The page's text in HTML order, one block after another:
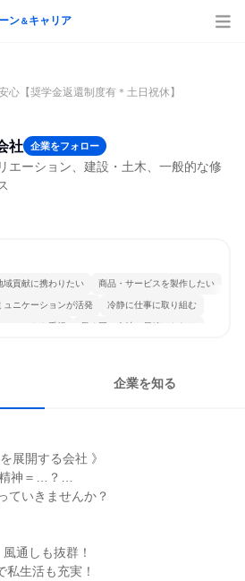
ン＆キャリア
心【奨学金返還制度有＊土日祝休】
社 企業をフォロー
エーション、建設・土木、一般的な修
域貢献に携わりたい 商品・サービスを製作したい
ュニケーションが活発 冷静に仕事に取り組む
ムワークを重視 長く同じ会社に居続けられる
企業を知る
展開する会社 》
神＝…？…
ていきませんか？
通しも抜群！
生活も充実！